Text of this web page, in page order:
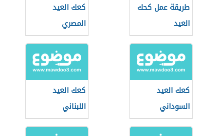
طريقة عمل كحك
العيد
كعك العيد
المصري
كعك العيد
السوداني
كعك العيد
اللبناني